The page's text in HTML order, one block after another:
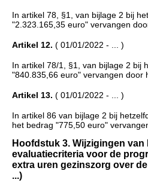
In artikel 78, §1, van bijlage 2 bij
"2.323.165,35 euro" vervangen
Artikel 12. ( 01/01/2022 - ... )
In artikel 78/1, §1, van bijlage 2 bij
"840.835,66 euro" vervangen door
Artikel 13. ( 01/01/2022 - ... )
In artikel 86 van bijlage 2 bij
het bedrag "775,50 euro"
Hoofdstuk 3. Wijzigingen
evaluatiecriteria voor de
extra uren gezinszorg over
...)